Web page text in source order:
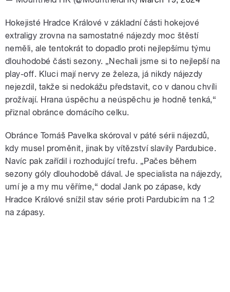
Hokejisté Hradce Králové v základní části hokejové
extraligy zrovna na samostatné nájezdy moc štěstí
neměli, ale tentokrát to dopadlo proti nejlepšímu týmu
dlouhodobé části sezony. „Nechali jsme si to nejlepší na
play-off. Kluci mají nervy ze železa, já nikdy nájezdy
nejezdil, takže si nedokážu představit, co v danou chvíli
prožívají. Hrana úspěchu a neúspěchu je hodně tenká,“
přiznal obránce domácího celku.
Obránce Tomáš Pavelka skóroval v páté sérii nájezdů,
kdy musel proměnit, jinak by vítězství slavily Pardubice.
Navíc pak zařídil i rozhodující trefu. „Pačes během
sezony góly dlouhodobě dával. Je specialista na nájezdy,
umí je a my mu věříme,“ dodal Jank po zápase, kdy
Hradce Králové snížil stav série proti Pardubicím na 1:2
na zápasy.